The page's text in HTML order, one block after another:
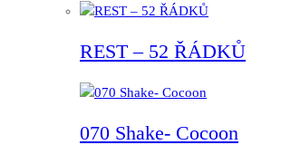
REST – 52 ŘÁDKŮ
070 Shake- Cocoon